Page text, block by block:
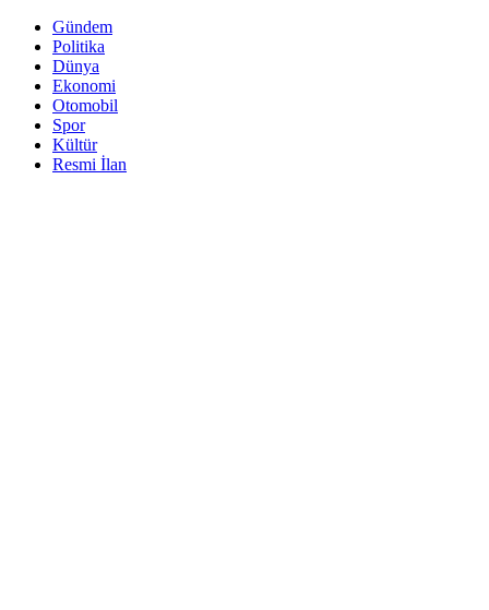
Gündem
Politika
Dünya
Ekonomi
Otomobil
Spor
Kültür
Resmi İlan